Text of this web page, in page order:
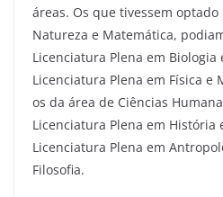
áreas. Os que tivessem optado
Natureza e Matemática,
Licenciatura Plena em Biologia
Licenciatura Plena em Física e
os da área de Ciências
Licenciatura Plena em História
Licenciatura Plena em
Filosofia.